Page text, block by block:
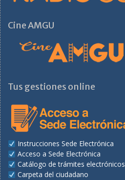
Cine AMGU
Tus gestiones online
Instrucciones Sede Electrónica
Acceso a Sede Electrónica
Catálogo de trámites electrónicos
Carpeta del ciudadano